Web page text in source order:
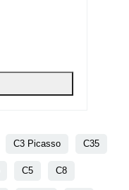
C3 Picasso C35
C5 C8